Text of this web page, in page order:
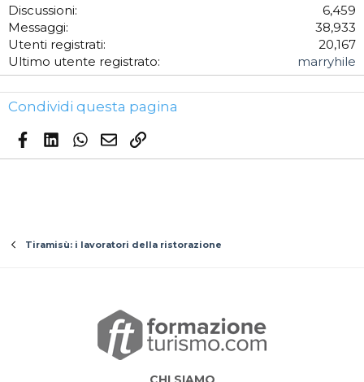
Discussioni
6,459
Messaggi
38,933
Utenti registrati
20,167
Ultimo utente registrato
marryhile
Condividi questa pagina
FacebookLinkedIn
WhatsApp
EmailLink
Tiramisù: i lavoratori della ristorazione